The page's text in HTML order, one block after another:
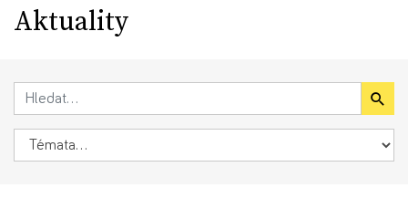
Aktuality